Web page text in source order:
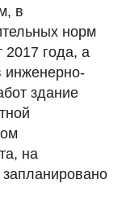
в
норм
2017 года, а
инженерно-
здание
на